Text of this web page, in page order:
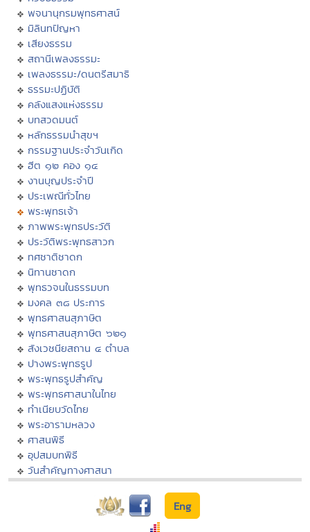
พจนานุกรมพุทธศาสน์
มิลินทปัญหา
เสียงธรรม
สถานีเพลงธรรมะ
เพลงธรรมะ/ดนตรีสมาธิ
ธรรมะปฏิบัติ
คลังแสงแห่งธรรม
บทสวดมนต์
หลักธรรมนำสุขฯ
กรรมฐานประจำวันเกิด
ฮีต ๑๒ คอง ๑๔
งานบุญประจำปี
ประเพณีทั่วไทย
พระพุทธเจ้า
ภาพพระพุทธประวัติ
ประวัติพระพุทธสาวก
ทศชาติชาดก
นิทานชาดก
พุทธวจนในธรรมบท
มงคล ๓๘ ประการ
พุทธศาสนสุภาษิต
พุทธศาสนสุภาษิต ๖๒๑
สังเวชนียสถาน ๔ ตำบล
ปางพระพุทธรูป
พระพุทธรูปสำคัญ
พระพุทธศาสนาในไทย
ทำเนียบวัดไทย
พระอารามหลวง
ศาสนพิธี
อุปสมบทพิธี
วันสำคัญทางศาสนา
Eng